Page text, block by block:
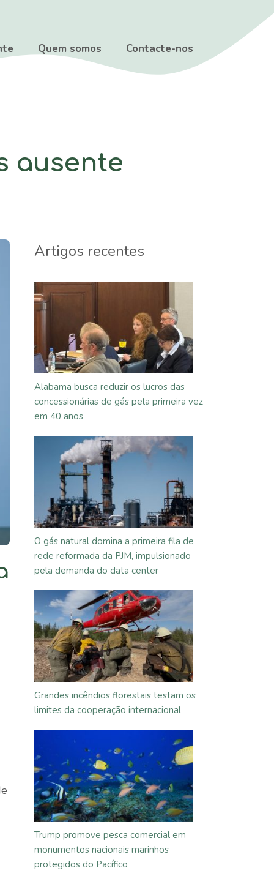
Quem somos Contacte-nos
ausente
Artigos recentes
Alabama busca reduzir os lucros das
concessionárias de gás pela primeira vez
em 40 anos
O gás natural domina a primeira fila de
rede reformada da PJM, impulsionado
pela demanda do data center
Grandes incêndios florestais testam os
limites da cooperação internacional
Trump promove pesca comercial em
monumentos nacionais marinhos
protegidos do Pacífico